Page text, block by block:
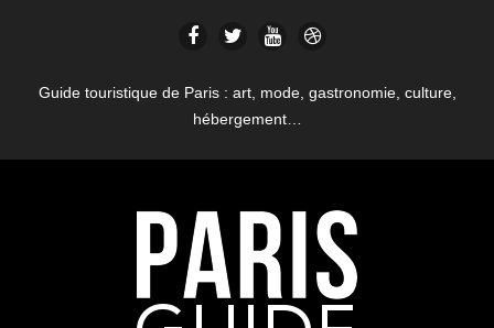
Guide touristique de Paris : art, mode, gastronomie, culture,
hébergement…